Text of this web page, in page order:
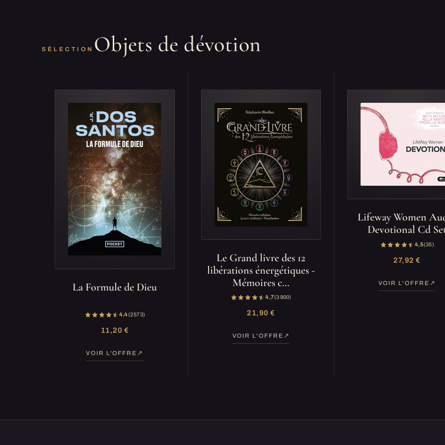
SÉLECTION Objets de dévotion
La Formule de Dieu
4,4(2 573)
11,20 €
VOIR L'OFFRE
Le Grand livre des 12
libérations énergétiques -
Mémoires c…
4,7(3 900)
21,90 €
VOIR L'OFFRE
Lifeway Women
Devotional Cd
4,5(35)
27,92 €
VOIR L'OFFRE